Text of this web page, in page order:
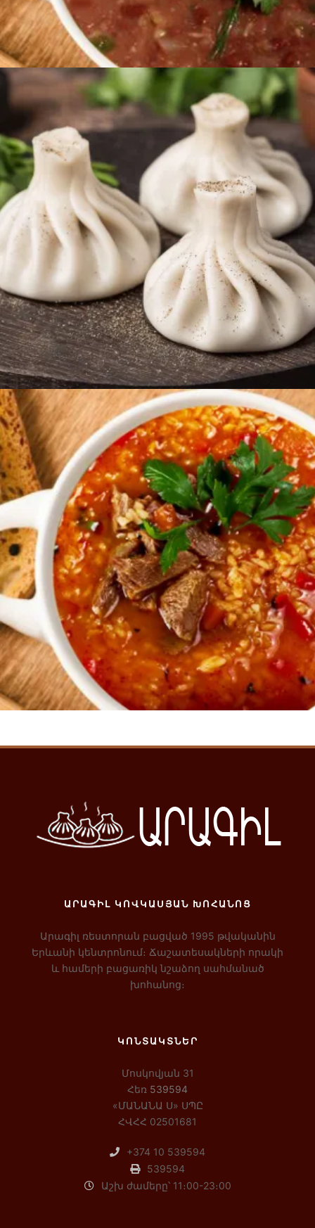
Ավելացնել զամբյուղ
380 AMD
Ավելացնել զամբյուղ
1800AMD
ԱՐԱԳԻԼ ԿՈՎԿԱՍՅԱՆ ԽՈՀԱՆՈՑ
Արագիլ ռեստորան բացված 1995 թվականին
Երևանի կենտրոնում։ Ճաշատեսակների որակի
և համերի բացառիկ նշաձող սահմանած
խոհանոց։
ԿՈՆՏԱԿՏՆԵՐ
Մոսկովյան 31
Հեռ 539594
«ՄԱՆԱՆԱ Ս» ՍՊԸ
ՀՎՀՀ 02501681
+374 10 539594
539594
Աշխ ժամերը՝ 11։00-23։00